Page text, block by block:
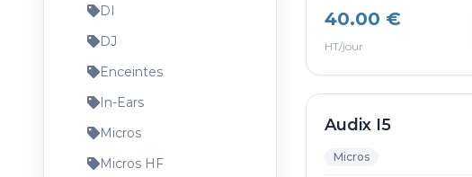
DI
DJ
Enceintes
In-Ears
Micros
Micros HF
40.00 €
HT/jour
Audix I5
Micros